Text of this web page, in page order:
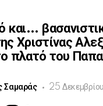
και…
Χριστίνας
πλατό του
Σαμαράς 25